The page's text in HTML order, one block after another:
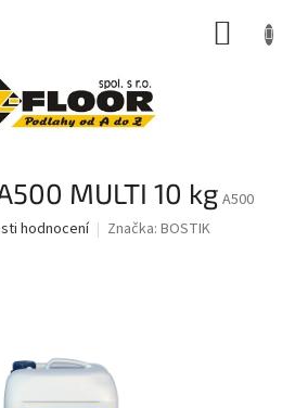
MULTI 10 kg A500
hodnocení Značka: BOSTIK